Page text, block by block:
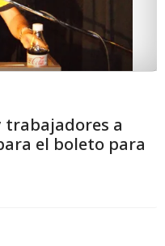
trabajadores a
el boleto para